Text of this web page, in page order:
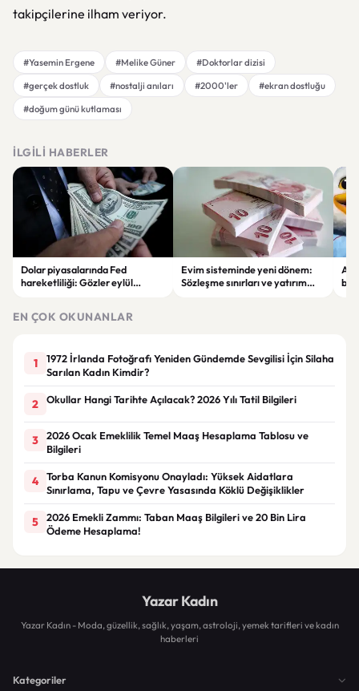
takipçilerine ilham veriyor.
#Yasemin Ergene #Melike Güner
#Doktorlar dizisi
#gerçek dostluk
#nostalji anıları #2000'ler
#ekran dostluğu
#doğum günü kutlaması
İLGILI HABERLER
Dolar piyasalarında Fed
hareketliliği: Gözler eylül
Evim sisteminde yeni dönem:
Sözleşme sınırları ve yatırım
EN ÇOK OKUNANLAR
1
1972 İrlanda Fotoğrafı Yeniden Gündemde Sevgilisi İçin Silaha
Sarılan Kadın Kimdir?
2 Okullar Hangi Tarihte Açılacak? 2026 Yılı Tatil Bilgileri
3
2026 Ocak Emeklilik Temel Maaş Hesaplama Tablosu ve
Bilgileri
4
Torba Kanun Komisyonu Onayladı: Yüksek Aidatlara
Sınırlama, Tapu ve Çevre Yasasında Köklü Değişiklikler
5
2026 Emekli Zammı: Taban Maaş Bilgileri ve 20 Bin Lira
Ödeme Hesaplama!
Yazar Kadın
Yazar Kadın - Moda, güzellik, sağlık, yaşam, astroloji, yemek tarifleri ve kadın
haberleri
Kategoriler